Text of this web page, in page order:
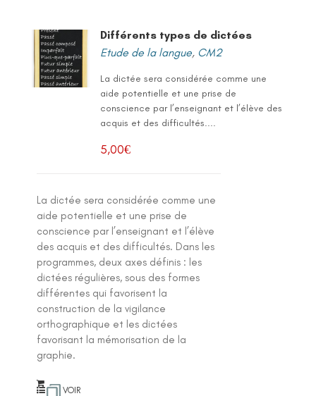
Différents types de dictées
Etude de la langue, CM2
La dictée sera considérée comme une
aide potentielle et une prise de
conscience par l’enseignant et l’élève des
acquis et des difficultés....
5,00€
La dictée sera considérée comme une
aide potentielle et une prise de
conscience par l’enseignant et l’élève
des acquis et des difficultés. Dans les
programmes, deux axes définis : les
dictées régulières, sous des formes
différentes qui favorisent la
construction de la vigilance
orthographique et les dictées
favorisant la mémorisation de la
graphie.
VOIR